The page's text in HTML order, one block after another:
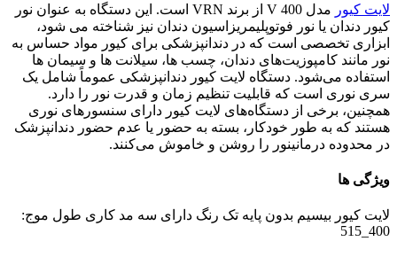
لایت کیور
مدل V 400 از برند VRN است. این دستگاه به عنوان نور
کیور دندان یا نور فوتوپلیمریزاسیون دندان نیز شناخته می شود،
ابزاری تخصصی است که در دندانپزشکی برای کیور مواد حساس به
نور مانند کامپوزیت‌های دندان، چسب ها، سیلانت ها و سیمان ها
استفاده می‌شود. دستگاه لایت کیور دندانپزشکی عموماً شامل یک
سری نوری است که قابلیت تنظیم زمان و قدرت نور را دارد.
همچنین، برخی از دستگاه‌های لایت کیور دارای سنسورهای نوری
هستند که به طور خودکار، بسته به حضور یا عدم حضور دندانپزشک
در محدوده درمانینور را روشن و خاموش می‌کنند.
ویژگی ها
لایت کیور بیسیم بدون پایه تک رنگ دارای سه مد کاری طول موج:
400_515